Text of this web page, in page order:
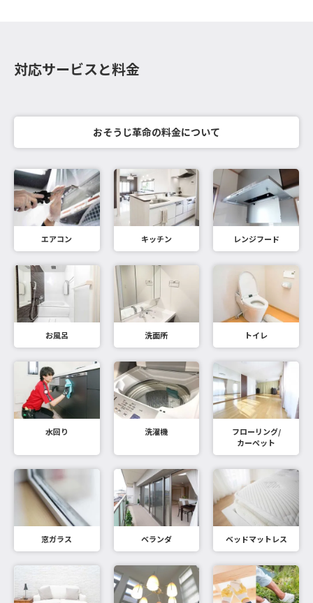
対応サービスと料金
おそうじ革命の料金について
エアコン キッチン レンジフード
お風呂 洗面所 トイレ
水回り 洗濯機
フローリング/
カーペット
窓ガラス ベランダ ベッドマットレス